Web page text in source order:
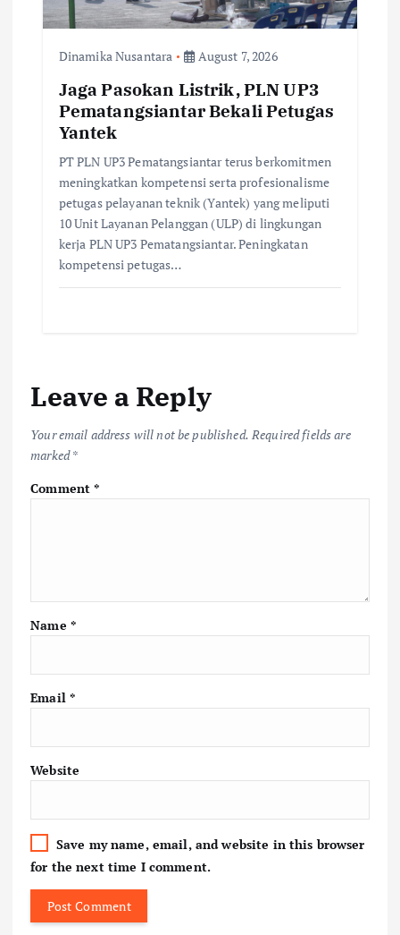
Dinamika Nusantara August 7, 2026
Jaga Pasokan Listrik, PLN UP3
Pematangsiantar Bekali Petugas
Yantek
PT PLN UP3 Pematangsiantar terus berkomitmen
meningkatkan kompetensi serta profesionalisme
petugas pelayanan teknik (Yantek) yang meliputi
10 Unit Layanan Pelanggan (ULP) di lingkungan
kerja PLN UP3 Pematangsiantar. Peningkatan
kompetensi petugas…
Leave a Reply
Your email address will not be published. Required fields are
marked*
Comment*
Name *
Email *
Website
Save my name, email, and website in this browser
for the next time I comment.